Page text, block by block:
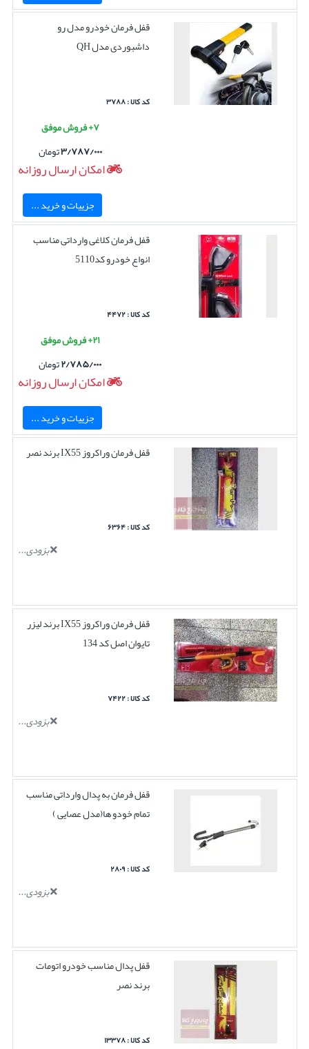
قفل فرمان خودرو مدل رو
داشبوردی مدل QH
کد کالا : ۳۷۸۸
۷+ فروش موفق
۳/۷۸۷/۰۰۰تومان
امکان ارسال روزانه
جزییات و خرید ...
قفل فرمان کلاغی وارداتی مناسب
انواع خودرو کد5110
کد کالا : ۴۴۷۲
۲۱+ فروش موفق
۲/۷۸۵/۰۰۰تومان
امکان ارسال روزانه
جزییات و خرید ...
قفل فرمان وراکروز IX55 برند نصر
کد کالا : ۶۳۶۴
بزودی...
قفل فرمان وراکروز IX55 برند لیزر
تایوان اصل کد 134
کد کالا : ۷۴۲۲
بزودی...
قفل فرمان به پدال وارداتی مناسب
تمام خودو ها(مدل عصایی )
کد کالا : ۲۸۰۹
بزودی...
قفل پدال مناسب خودرو اتومات
برند نصر
کد کالا : ۱۳۳۷۸